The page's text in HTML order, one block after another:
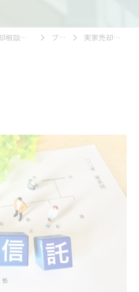
神戸市兵庫区の不動産相続・売却相談｜株式会社ハーバーホーム ブログ 実家売却と家族信託